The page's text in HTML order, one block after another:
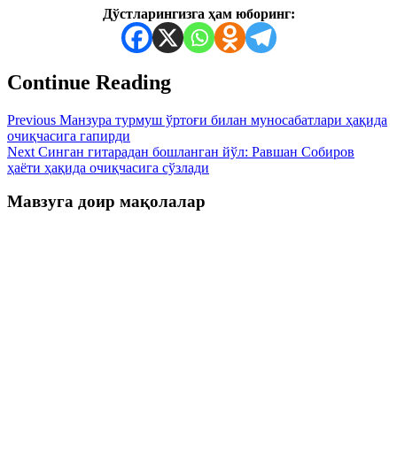
Дўстларингизга ҳам юборинг:
Continue Reading
Previous Манзура турмуш ўртоғи билан муносабатлари ҳақида
очиқчасига гапирди
Next Синган гитарадан бошланган йўл: Равшан Собиров
ҳаёти ҳақида очиқчасига сўзлади
Мавзуга доир мақолалар